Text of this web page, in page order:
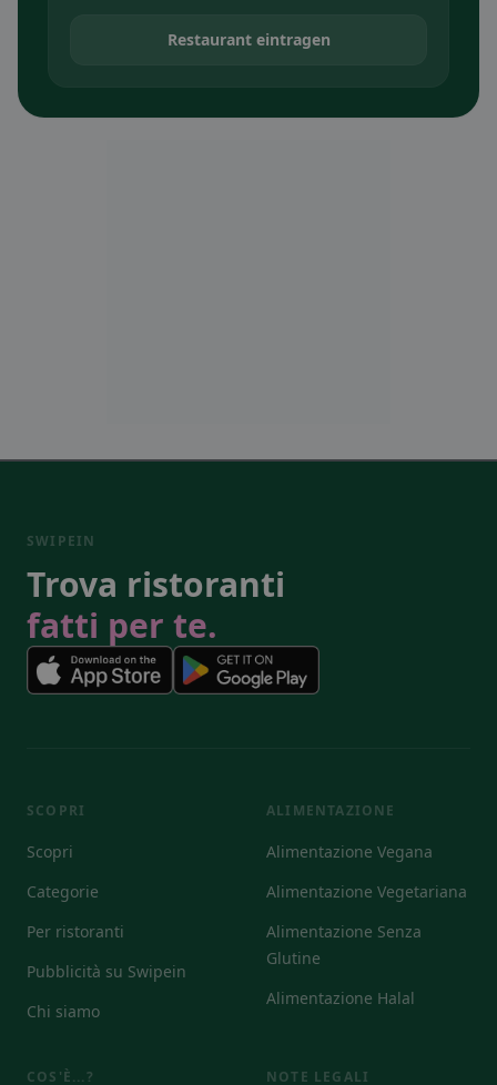
Restaurant eintragen
SWIPEIN
Trova ristoranti
fatti per te.
SCOPRI
Scopri
Categorie
Per ristoranti
Pubblicità su Swipein
Chi siamo
ALIMENTAZIONE
Alimentazione Vegana
Alimentazione Vegetariana
Alimentazione Senza
Glutine
Alimentazione Halal
COS'È...? NOTE LEGALI